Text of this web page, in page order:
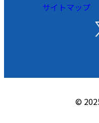
サイトマップ
©